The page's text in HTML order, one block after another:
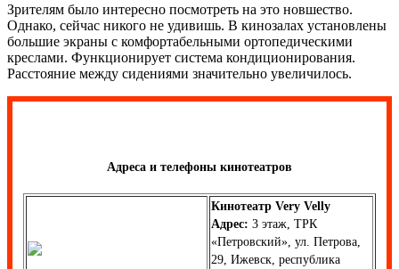
Зрителям было интересно посмотреть на это новшество.
Однако, сейчас никого не удивишь. В кинозалах установлены
большие экраны с комфортабельными ортопедическими
креслами. Функционирует система кондиционирования.
Расстояние между сидениями значительно увеличилось.
Адреса и телефоны кинотеатров
Кинотеатр Very Velly
Адрес: 3 этаж, ТРК
«Петровский», ул. Петрова,
29, Ижевск, республика